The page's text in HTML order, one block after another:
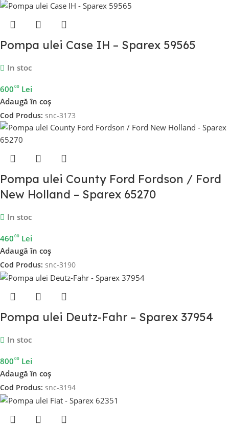
Pompa ulei Case IH – Sparex 59565
In stoc
60000 Lei
Adaugă în coș
Cod Produs: snc-3173
Pompa ulei County Ford Fordson / Ford
New Holland – Sparex 65270
In stoc
46000 Lei
Adaugă în coș
Cod Produs: snc-3190
Pompa ulei Deutz-Fahr – Sparex 37954
In stoc
80000 Lei
Adaugă în coș
Cod Produs: snc-3194